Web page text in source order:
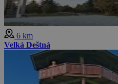
6 km
Velká Deštná